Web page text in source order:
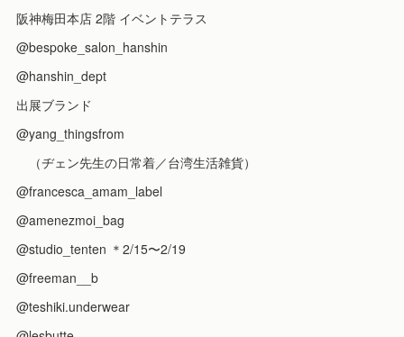
阪神梅田本店 2階 イベントテラス
@bespoke_salon_hanshin
@hanshin_dept
出展ブランド
@yang_thingsfrom
（ヂェン先生の日常着／台湾生活雑貨）
@francesca_amam_label
@amenezmoi_bag
@studio_tenten ＊2/15〜2/19
@freeman__b
@teshiki.underwear